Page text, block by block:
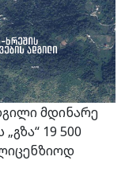
მდინარე
19 500